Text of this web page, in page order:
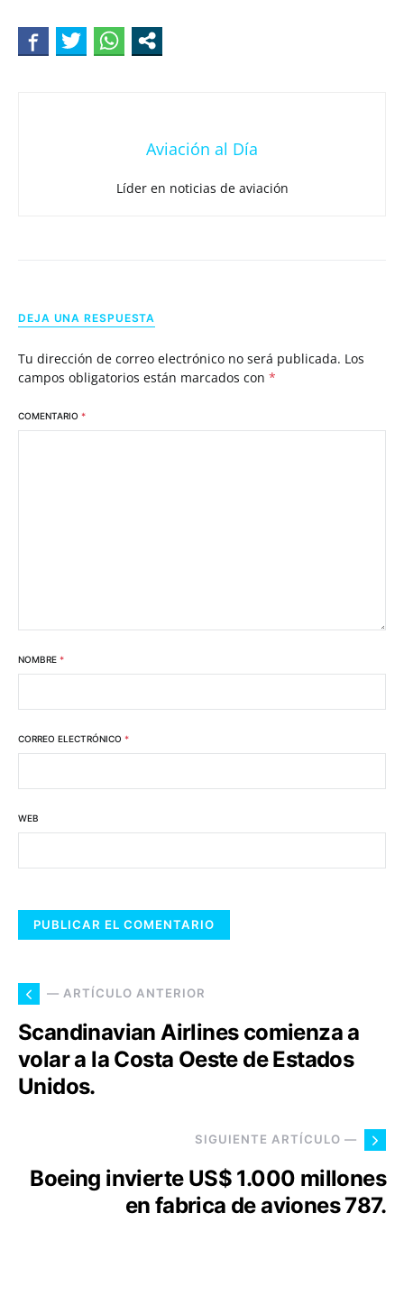
Aviación al Día
Líder en noticias de aviación
DEJA UNA RESPUESTA
Tu dirección de correo electrónico no será publicada. Los
campos obligatorios están marcados con *
COMENTARIO *
NOMBRE *
CORREO ELECTRÓNICO *
WEB
— ARTÍCULO ANTERIOR
Scandinavian Airlines comienza a
volar a la Costa Oeste de Estados
Unidos.
SIGUIENTE ARTÍCULO —
Boeing invierte US$ 1.000 millones
en fabrica de aviones 787.